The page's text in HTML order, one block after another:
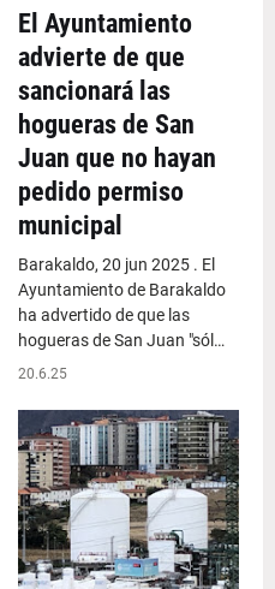
El Ayuntamiento
advierte de que
sancionará las
hogueras de San
Juan que no hayan
pedido permiso
municipal
Barakaldo, 20 jun 2025 . El
Ayuntamiento de Barakaldo
ha advertido de que las
hogueras de San Juan "sól…
20.6.25